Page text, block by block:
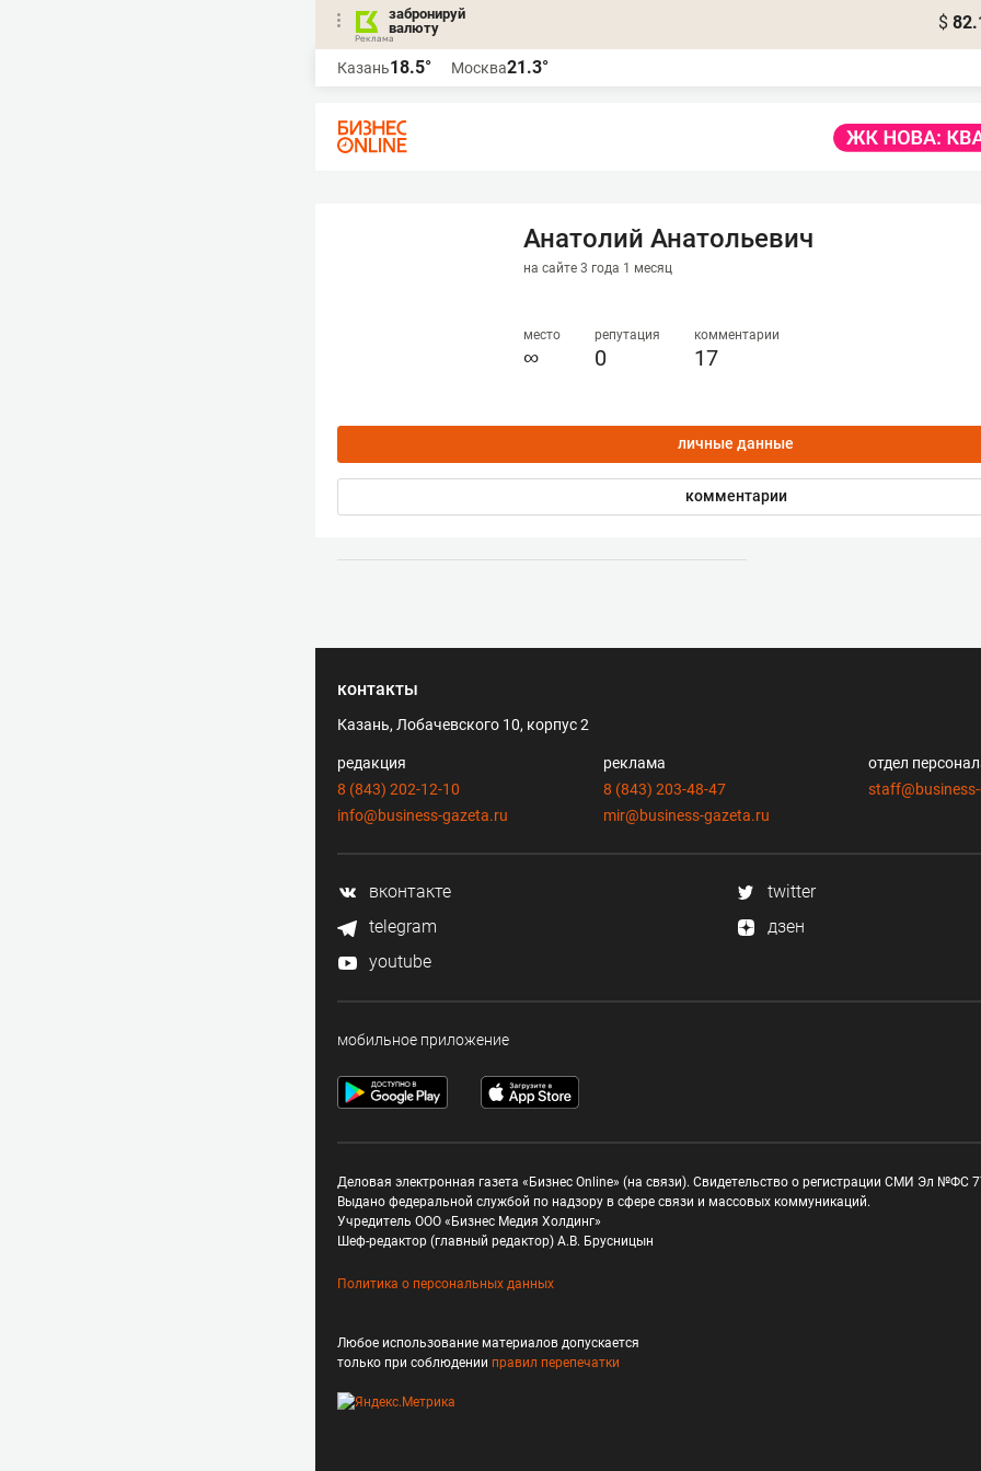
забронируй
валюту
$
Казань18.5° Москва21.3°
Анатолий Анатольевич
на сайте 3 года 1 месяц
место
∞
репутация
0
комментарии
17
личные данные
комментарии
контакты
Казань, Лобачевского 10, корпус 2
редакция
8 (843) 202-12-10
info@business-gazeta.ru
реклама
8 (843) 203-48-47
mir@business-gazeta.ru
отдел
вконтакте
twitter
telegram
дзен
youtube
мобильное приложение
Деловая электронная газета «Бизнес Online» (на связи). Свидетельство о регистрации СМИ Эл №ФС
Выдано федеральной службой по надзору в сфере связи и массовых коммуникаций.
Учредитель ООО «Бизнес Медия Холдинг»
Шеф-редактор (главный редактор) А.В. Брусницын
Политика о персональных данных
Любое использование материалов допускается
только при соблюдении правил перепечатки